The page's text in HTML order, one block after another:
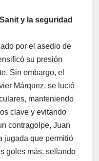
y la seguridad
por el asedio de
su presión
Sin embargo, el
Márquez, se lució
manteniendo
clave y evitando
contragolpe, Juan
jugada que permitió
goles más, sellando